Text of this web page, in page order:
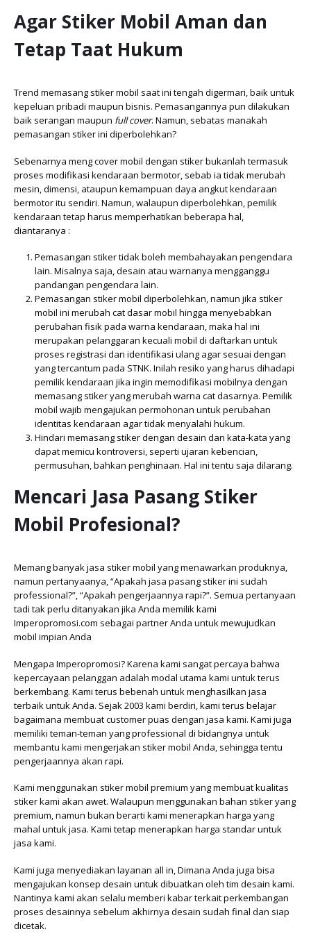
Agar Stiker Mobil Aman dan
Tetap Taat Hukum
Trend memasang stiker mobil saat ini tengah digermari, baik untuk
kepeluan pribadi maupun bisnis. Pemasangannya pun dilakukan
baik serangan maupun full cover. Namun, sebatas manakah
pemasangan stiker ini diperbolehkan?
Sebenarnya meng cover mobil dengan stiker bukanlah termasuk
proses modifikasi kendaraan bermotor, sebab ia tidak merubah
mesin, dimensi, ataupun kemampuan daya angkut kendaraan
bermotor itu sendiri. Namun, walaupun diperbolehkan, pemilik
kendaraan tetap harus memperhatikan beberapa hal,
diantaranya :
Pemasangan stiker tidak boleh membahayakan pengendara
lain. Misalnya saja, desain atau warnanya mengganggu
pandangan pengendara lain.
Pemasangan stiker mobil diperbolehkan, namun jika stiker
mobil ini merubah cat dasar mobil hingga menyebabkan
perubahan fisik pada warna kendaraan, maka hal ini
merupakan pelanggaran kecuali mobil di daftarkan untuk
proses registrasi dan identifikasi ulang agar sesuai dengan
yang tercantum pada STNK. Inilah resiko yang harus dihadapi
pemilik kendaraan jika ingin memodifikasi mobilnya dengan
memasang stiker yang merubah warna cat dasarnya. Pemilik
mobil wajib mengajukan permohonan untuk perubahan
identitas kendaraan agar tidak menyalahi hukum.
Hindari memasang stiker dengan desain dan kata-kata yang
dapat memicu kontroversi, seperti ujaran kebencian,
permusuhan, bahkan penghinaan. Hal ini tentu saja dilarang.
Mencari Jasa Pasang Stiker
Mobil Profesional?
Memang banyak jasa stiker mobil yang menawarkan produknya,
namun pertanyaanya, “Apakah jasa pasang stiker ini sudah
professional?”, “Apakah pengerjaannya rapi?”. Semua pertanyaan
tadi tak perlu ditanyakan jika Anda memilik kami
Imperopromosi.com sebagai partner Anda untuk mewujudkan
mobil impian Anda
Mengapa Imperopromosi? Karena kami sangat percaya bahwa
kepercayaan pelanggan adalah modal utama kami untuk terus
berkembang. Kami terus bebenah untuk menghasilkan jasa
terbaik untuk Anda. Sejak 2003 kami berdiri, kami terus belajar
bagaimana membuat customer puas dengan jasa kami. Kami juga
memiliki teman-teman yang professional di bidangnya untuk
membantu kami mengerjakan stiker mobil Anda, sehingga tentu
pengerjaannya akan rapi.
Kami menggunakan stiker mobil premium yang membuat kualitas
stiker kami akan awet. Walaupun menggunakan bahan stiker yang
premium, namun bukan berarti kami menerapkan harga yang
mahal untuk jasa. Kami tetap menerapkan harga standar untuk
jasa kami.
Kami juga menyediakan layanan all in, Dimana Anda juga bisa
mengajukan konsep desain untuk dibuatkan oleh tim desain kami.
Nantinya kami akan selalu memberi kabar terkait perkembangan
proses desainnya sebelum akhirnya desain sudah final dan siap
dicetak.